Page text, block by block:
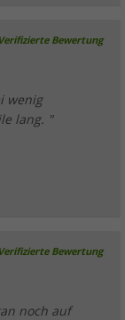
Verifizierte Bewertung
wenig
lang. "
Verifizierte Bewertung
noch auf